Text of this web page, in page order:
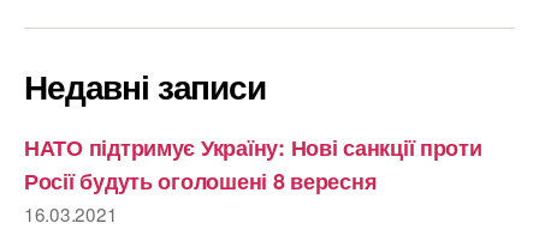
Недавні записи
НАТО підтримує Україну: Нові санкції проти
Росії будуть оголошені 8 вересня
16.03.2021